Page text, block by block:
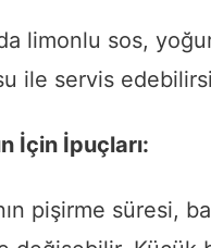
limonlu sos,
ile servis
İçin İpuçları:
pişirme süresi,